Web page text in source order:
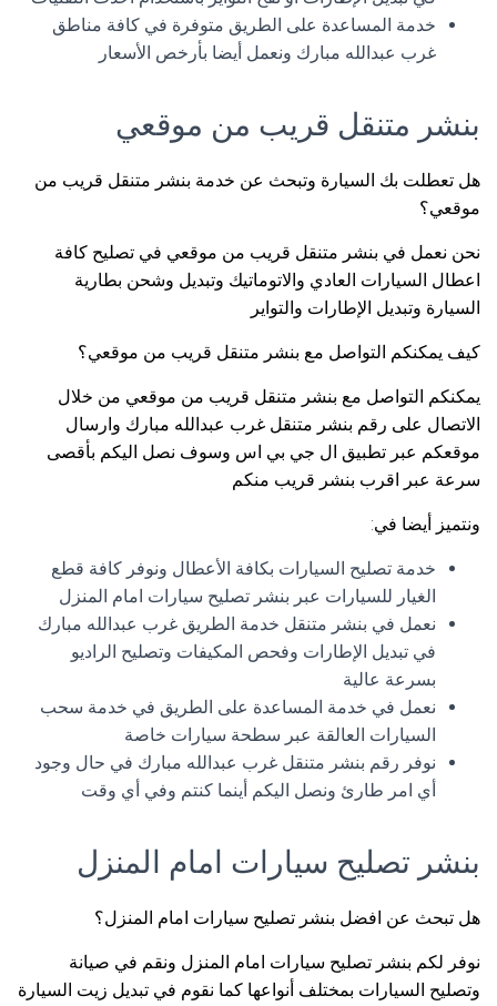
خدمة المساعدة على الطريق متوفرة في كافة مناطق
غرب عبدالله مبارك ونعمل أيضا بأرخص الأسعار
بنشر متنقل قريب من موقعي
هل تعطلت بك السيارة وتبحث عن خدمة بنشر متنقل قريب من
موقعي؟
نحن نعمل في بنشر متنقل قريب من موقعي في تصليح كافة
اعطال السيارات العادي والاتوماتيك وتبديل وشحن بطارية
السيارة وتبديل الإطارات والتواير
كيف يمكنكم التواصل مع بنشر متنقل قريب من موقعي؟
يمكنكم التواصل مع بنشر متنقل قريب من موقعي من خلال
الاتصال على رقم بنشر متنقل غرب عبدالله مبارك وارسال
موقعكم عبر تطبيق ال جي بي اس وسوف نصل اليكم بأقصى
سرعة عبر اقرب بنشر قريب منكم
ونتميز أيضا في:
خدمة تصليح السيارات بكافة الأعطال ونوفر كافة قطع
الغيار للسيارات عبر بنشر تصليح سيارات امام المنزل
نعمل في بنشر متنقل خدمة الطريق غرب عبدالله مبارك
في تبديل الإطارات وفحص المكيفات وتصليح الراديو
بسرعة عالية
نعمل في خدمة المساعدة على الطريق في خدمة سحب
السيارات العالقة عبر سطحة سيارات خاصة
نوفر رقم بنشر متنقل غرب عبدالله مبارك في حال وجود
أي امر طارئ ونصل اليكم أينما كنتم وفي أي وقت
بنشر تصليح سيارات امام المنزل
هل تبحث عن افضل بنشر تصليح سيارات امام المنزل؟
نوفر لكم بنشر تصليح سيارات امام المنزل ونقم في صيانة
وتصليح السيارات بمختلف أنواعها كما نقوم في تبديل زيت السيارة